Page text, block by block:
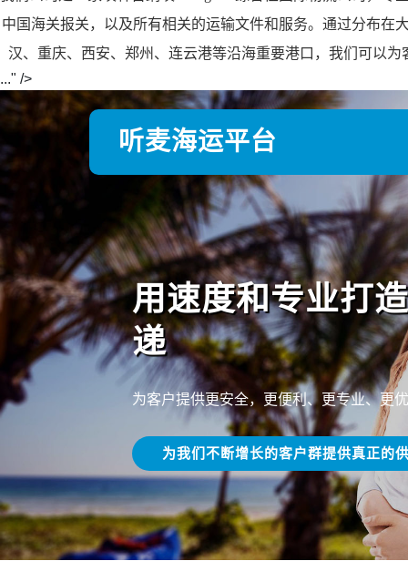
中国海关报关，以及所有相关的运输文件和服务。通过分布在
汉、重庆、西安、郑州、连云港等沿海重要港口，我们可以
..." />
听麦海运平台
用速度和专业打
递
为客户提供更安全，更便利、更专业、更
为我们不断增长的客户群提供真正的